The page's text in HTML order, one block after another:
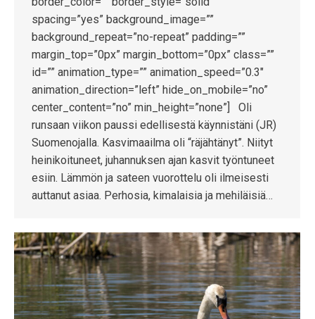
spacing=”yes” background_image=””
background_repeat=”no-repeat” padding=””
margin_top=”0px” margin_bottom=”0px” class=””
id=”” animation_type=”” animation_speed=”0.3″
animation_direction=”left” hide_on_mobile=”no”
center_content=”no” min_height=”none”] Oli
runsaan viikon paussi edellisestä käynnistäni (JR)
Suomenojalla. Kasvimaailma oli “räjähtänyt”. Niityt
heinikoituneet, juhannuksen ajan kasvit työntuneet
esiin. Lämmön ja sateen vuorottelu oli ilmeisesti
auttanut asiaa. Perhosia, kimalaisia ja mehiläisiä…